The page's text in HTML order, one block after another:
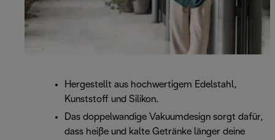
Hergestellt aus hochwertigem Edelstahl,
Kunststoff und Silikon.
Das doppelwandige Vakuumdesign sorgt dafür,
dass heiße und kalte Getränke länger deine